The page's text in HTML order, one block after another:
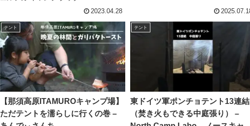
2023.04.28
テント
【那須高原ITAMUROキャンプ場】
ただテントを濡らしに行くの巻 –
テント
東ドイツ軍ポンチョテント13連結
（焚き火もできる中庭張り） –